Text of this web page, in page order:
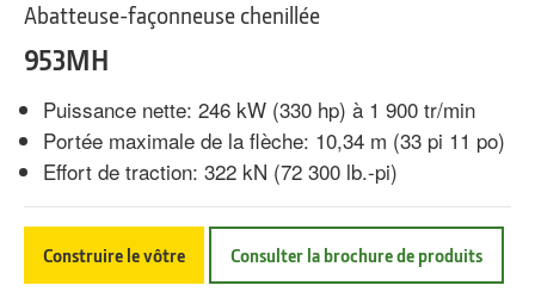
Abatteuse-façonneuse chenillée
953MH
Puissance nette: 246 kW (330 hp) à 1 900 tr/min
Portée maximale de la flèche: 10,34 m (33 pi 11 po)
Effort de traction: 322 kN (72 300 lb.-pi)
Construire le vôtre Consulter la brochure de produits